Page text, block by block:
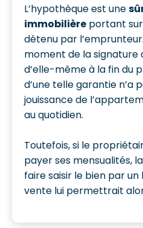
L’hypothèque est une
immobilière portant
détenu par
moment de la signature
d’elle-même à la fin du
d’une telle garantie n’a
jouissance de
au quotidien.
Toutefois, si le
payer ses mensualités,
faire saisir le bien par un
vente lui permettrait